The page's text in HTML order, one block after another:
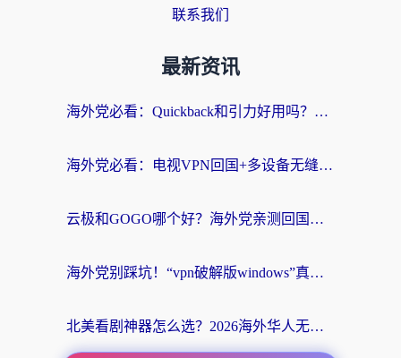
联系我们
最新资讯
海外党必看：Quickback和引力好用吗？3分钟搞懂回国加速器怎么选
海外党必看：电视VPN回国+多设备无缝访问国内资源的实用指南
云极和GOGO哪个好？海外党亲测回国加速器选择指南（附iOS免费&Windows VPN实用技巧）
海外党别踩坑！“vpn破解版windows”真的能用？教你选对回国加速器无缝刷国内资源
北美看剧神器怎么选？2026海外华人无缝访问国内资源全攻略